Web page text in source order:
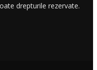
drepturile rezervate.